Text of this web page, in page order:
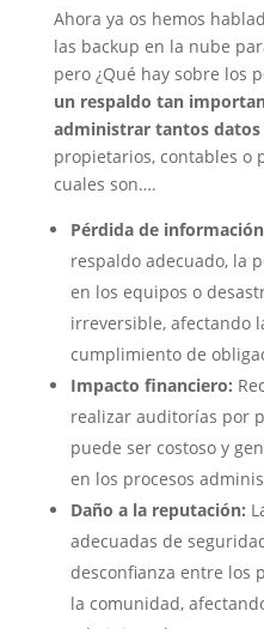
Ahora ya os hemos
las backup en la nube
pero ¿Qué hay sobre los
un respaldo tan
administrar tantos
propietarios, contables o
cuales son….
Pérdida de
respaldo adecuado, la
en los equipos o
irreversible, afectando
cumplimiento de
Impacto financiero:
realizar auditorías por
puede ser costoso y
en los procesos
Daño a la reputación:
adecuadas de
desconfianza entre los
la comunidad,